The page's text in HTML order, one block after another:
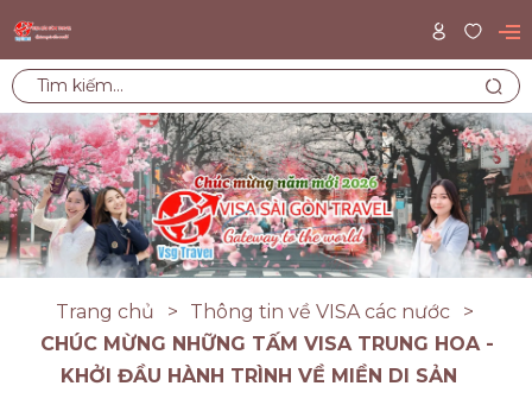
Trang chủ
Thông tin về VISA các nước
CHÚC MỪNG NHỮNG TẤM VISA TRUNG HOA -
KHỞI ĐẦU HÀNH TRÌNH VỀ MIỀN DI SẢN